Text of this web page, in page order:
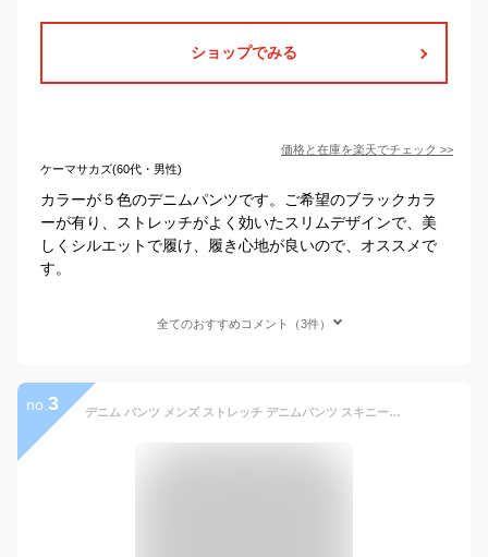
ショップでみる
価格と在庫を楽天でチェック >>
ケーマサカズ(60代・男性)
カラーが５色のデニムパンツです。ご希望のブラックカラ
ーが有り、ストレッチがよく効いたスリムデザインで、美
しくシルエットで履け、履き心地が良いので、オススメで
す。
全てのおすすめコメント（3件）
no. 3 デニム パンツ メンズ ストレッチ デニムパンツ スキニーパンツ ロングパンツ スリム メンズパンツ 春物 インディゴ 柔らかい カットデニム 春服 全7色 67002